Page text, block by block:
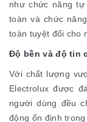
như chức năng
toàn và chức
toàn tuyệt đối cho
Độ bền và độ tin
Với chất lượng
Electrolux được
người dùng đều
động ổn định